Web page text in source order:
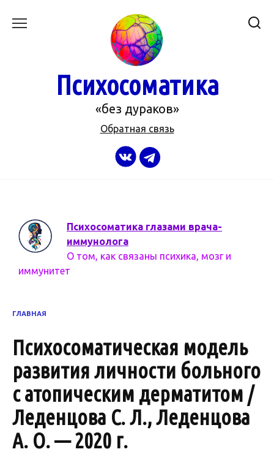
Психосоматика
«без дураков»
Обратная связь
Психосоматика глазами врача-
иммунолога
О том, как связаны психика, мозг и
иммунитет
ГЛАВНАЯ
Психосоматическая модель
развития личности больного
с атопическим дерматитом /
Леденцова С. Л., Леденцова
А. О. — 2020 г.